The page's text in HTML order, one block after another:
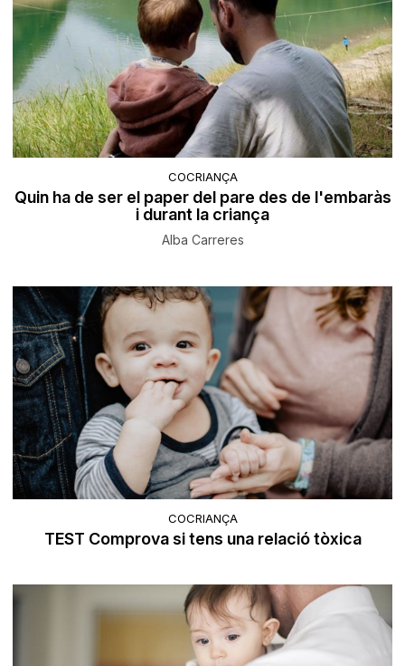
COCRIANÇA
Quin ha de ser el paper del pare des de l'embaràs
i durant la criança
Alba Carreres
COCRIANÇA
TEST Comprova si tens una relació tòxica